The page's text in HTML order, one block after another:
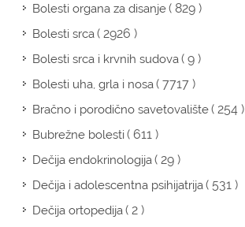
Bolesti organa za disanje( 829 )
Bolesti srca( 2926 )
Bolesti srca i krvnih sudova( 9 )
Bolesti uha, grla i nosa( 7717 )
Bračno i porodično savetovalište( 254 )
Bubrežne bolesti( 611 )
Dečija endokrinologija( 29 )
Dečija i adolescentna psihijatrija( 531 )
Dečija ortopedija( 2 )